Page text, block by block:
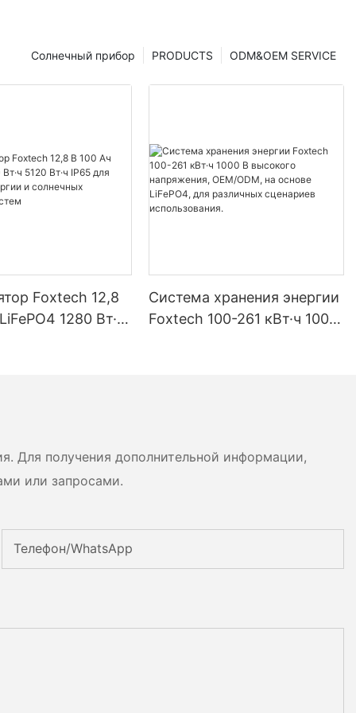
ODM&OEM SERVICE
PRODUCTS
Солнечный прибор
Foxtech 12,8
1280 Вт·ч
Система хранения энергии
Foxtech 100-261 кВт·ч 1000
Для получения дополнительной информации,
или запросами.
Телефон/WhatsApp